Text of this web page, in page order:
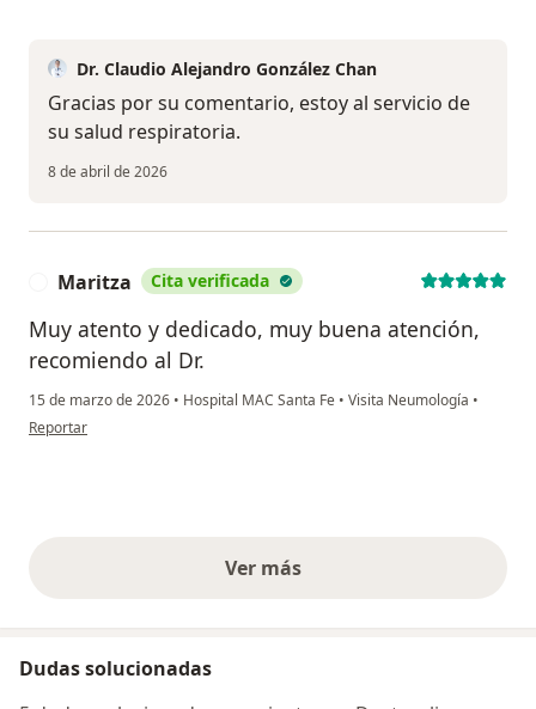
Dr. Claudio Alejandro González Chan
Gracias por su comentario, estoy al servicio de
su salud respiratoria.
8 de abril de 2026
Maritza Cita verificada
Muy atento y dedicado, muy buena atención,
recomiendo al Dr.
15 de marzo de 2026 • Hospital MAC Santa Fe • Visita Neumología •
en opinión del usuario Maritza
Reportar
Ver másopiniones anteriores
Dudas solucionadas